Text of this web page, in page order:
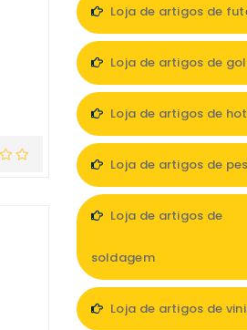
Loja de artigos de
Loja de artigos de
Loja de artigos de
Loja de artigos de
Loja de artigos de
soldagem
Loja de artigos de